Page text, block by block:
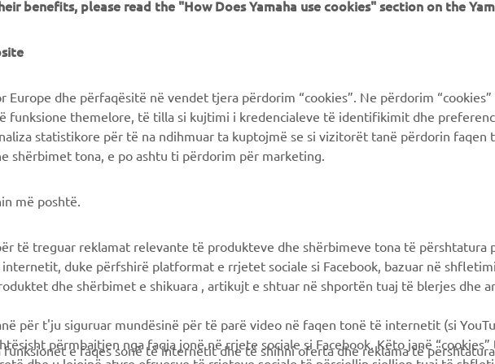
Delivery
da golf
guida
tecniche per
di sicurezza
Yamaha Motor Global
Yamaha Blog
Applicazioni mobili
Prenota la manutenzione
Concessionari ufficiali
benefits, please read the "How Does Yamaha use cookies" section on the
Europe dhe përfaqësitë në vendet tjera përdorim “cookies”. Ne përdorim
funksione themelore, të tilla si kujtimi i kredencialeve të identifikimit dhe
statistikore për të na ndihmuar ta kuptojmë se si vizitorët tanë përdorin
shërbimet tona, e po ashtu ti përdorim për marketing.
më poshtë.
të treguar reklamat relevante të produkteve dhe shërbimeve tona të përshtatura
duke përfshirë platformat e rrjetet sociale si Facebook, bazuar në
dhe shërbimet e shikuara , artikujt e shtuar në shportën tuaj të blerjes dhe
për t'ju siguruar mundësinë për të parë video në faqen tonë të internetit (si
përmbajtjen nga faqja jonë në rrjete sociale si Facebook. Këto janë
e faqes sonë të internetit dhe të shihni oferta dhe reklama të